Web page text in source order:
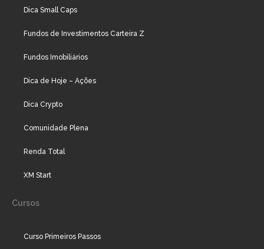
Dica Small Caps
Fundos de Investimentos Carteira Z
Fundos Imobiliários
Dica de Hoje – Ações
Dica Crypto
Comunidade Plena
Renda Total
XM Start
Cursos
Curso Primeiros Passos